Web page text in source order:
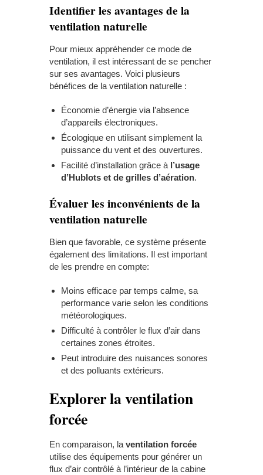
Identifier les avantages de la
ventilation naturelle
Pour mieux appréhender ce mode de
ventilation, il est intéressant de se pencher
sur ses avantages. Voici plusieurs
bénéfices de la ventilation naturelle :
Économie d’énergie via l’absence
d’appareils électroniques.
Écologique en utilisant simplement la
puissance du vent et des ouvertures.
Facilité d’installation grâce à l’usage
d’Hublots et de grilles d’aération.
Évaluer les inconvénients de la
ventilation naturelle
Bien que favorable, ce système présente
également des limitations. Il est important
de les prendre en compte:
Moins efficace par temps calme, sa
performance varie selon les conditions
météorologiques.
Difficulté à contrôler le flux d’air dans
certaines zones étroites.
Peut introduire des nuisances sonores
et des polluants extérieurs.
Explorer la ventilation
forcée
En comparaison, la ventilation forcée
utilise des équipements pour générer un
flux d’air contrôlé à l’intérieur de la cabine